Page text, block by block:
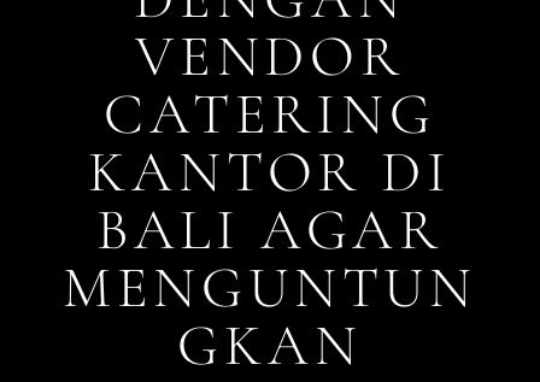
VENDOR
CATERING
KANTOR DI
BALI AGAR
MENGUNTUN
GKAN